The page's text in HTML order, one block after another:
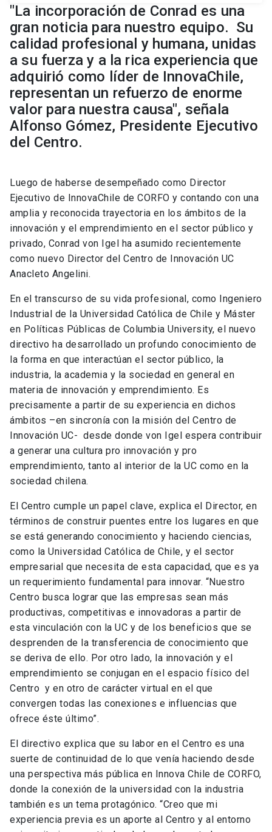
"La incorporación de Conrad es una
gran noticia para nuestro equipo. Su
calidad profesional y humana, unidas
a su fuerza y a la rica experiencia que
adquirió como líder de InnovaChile,
representan un refuerzo de enorme
valor para nuestra causa", señala
Alfonso Gómez, Presidente Ejecutivo
del Centro.
Luego de haberse desempeñado como Director
Ejecutivo de InnovaChile de CORFO y contando con una
amplia y reconocida trayectoria en los ámbitos de la
innovación y el emprendimiento en el sector público y
privado, Conrad von Igel ha asumido recientemente
como nuevo Director del Centro de Innovación UC
Anacleto Angelini.
En el transcurso de su vida profesional, como Ingeniero
Industrial de la Universidad Católica de Chile y Máster
en Políticas Públicas de Columbia University, el nuevo
directivo ha desarrollado un profundo conocimiento de
la forma en que interactúan el sector público, la
industria, la academia y la sociedad en general en
materia de innovación y emprendimiento. Es
precisamente a partir de su experiencia en dichos
ámbitos –en sincronía con la misión del Centro de
Innovación UC- desde donde von Igel espera contribuir
a generar una cultura pro innovación y pro
emprendimiento, tanto al interior de la UC como en la
sociedad chilena.
El Centro cumple un papel clave, explica el Director, en
términos de construir puentes entre los lugares en que
se está generando conocimiento y haciendo ciencias,
como la Universidad Católica de Chile, y el sector
empresarial que necesita de esta capacidad, que es ya
un requerimiento fundamental para innovar. “Nuestro
Centro busca lograr que las empresas sean más
productivas, competitivas e innovadoras a partir de
esta vinculación con la UC y de los beneficios que se
desprenden de la transferencia de conocimiento que
se deriva de ello. Por otro lado, la innovación y el
emprendimiento se conjugan en el espacio físico del
Centro y en otro de carácter virtual en el que
convergen todas las conexiones e influencias que
ofrece éste último”.
El directivo explica que su labor en el Centro es una
suerte de continuidad de lo que venía haciendo desde
una perspectiva más pública en Innova Chile de CORFO,
donde la conexión de la universidad con la industria
también es un tema protagónico. “Creo que mi
experiencia previa es un aporte al Centro y al entorno